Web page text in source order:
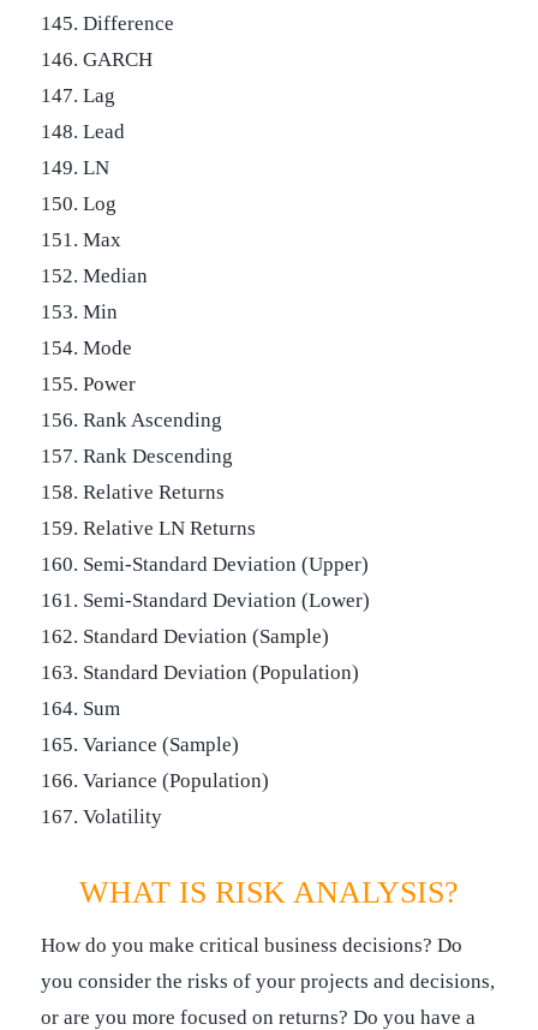
145. Difference
146. GARCH
147. Lag
148. Lead
149. LN
150. Log
151. Max
152. Median
153. Min
154. Mode
155. Power
156. Rank Ascending
157. Rank Descending
158. Relative Returns
159. Relative LN Returns
160. Semi-Standard Deviation (Upper)
161. Semi-Standard Deviation (Lower)
162. Standard Deviation (Sample)
163. Standard Deviation (Population)
164. Sum
165. Variance (Sample)
166. Variance (Population)
167. Volatility
WHAT IS RISK ANALYSIS?
How do you make critical business decisions? Do
you consider the risks of your projects and decisions,
or are you more focused on returns? Do you have a